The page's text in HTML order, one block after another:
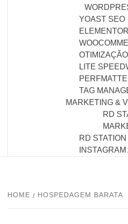
YOAST SEO
ELEMENTOR
LITE SPEED
TAG
MARKETING &
RD
RD STATION
HOME HOSPEDAGEM BARATA